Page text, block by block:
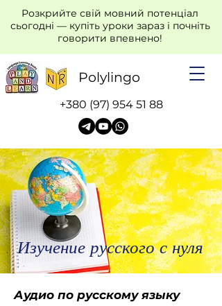
Polylingo
Розкрийте свій мовний потенціал
сьогодні — купіть уроки зараз і почніть
говорити впевнено!
+380 (97) 954 51 88
Изучение русского с нуля
Аудио по русскому языку